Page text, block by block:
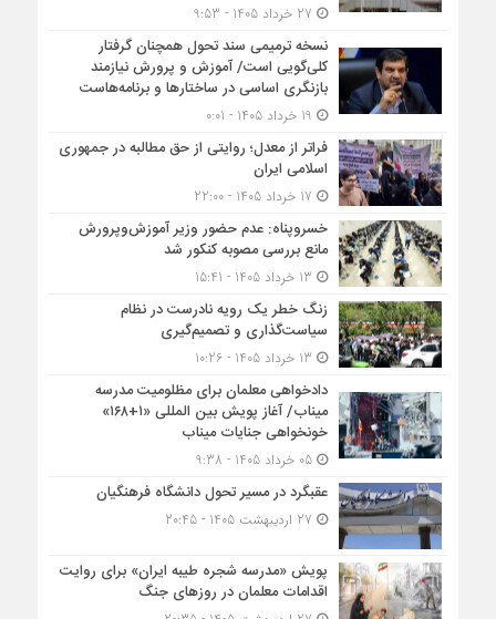
نسخه ترمیمی سند تحول همچنان گرفتار
کلی‌گویی است/ آموزش و پرورش نیازمند
بازنگری اساسی در ساختارها و برنامه‌هاست
فراتر از معدل؛ روایتی از حق مطالبه در جمهوری
اسلامی ایران
خسروپناه: عدم حضور وزیر آموزش‌وپرورش
مانع بررسی مصوبه کنکور شد
زنگ خطر یک رویه نادرست در نظام
سیاست‌گذاری و تصمیم‌گیری
دادخواهی معلمان برای مظلومیت مدرسه
میناب/ آغاز پویش بین المللی «۱+۱۶۸»
خونخواهی جنایات میناب
05 خرداد 1405 - 9:38
عقبگرد در مسیر تحول دانشگاه فرهنگیان
پویش «مدرسه شجره طیبه ایران» برای روایت
اقدامات معلمان در روزهای جنگ